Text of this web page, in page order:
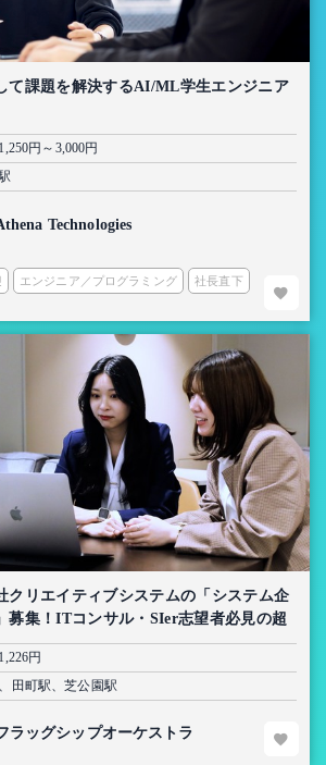
て課題を解決するAI/ML学生エンジニア
円～3,000円
Technologies
エンジニア／プログラミング 社長直下
クリエイティブシステムの「システム企
募集！ITコンサル・SIer志望者必見の超
導入プロジェクト】
円
田町駅、芝公園駅
ラッグシップオーケストラ